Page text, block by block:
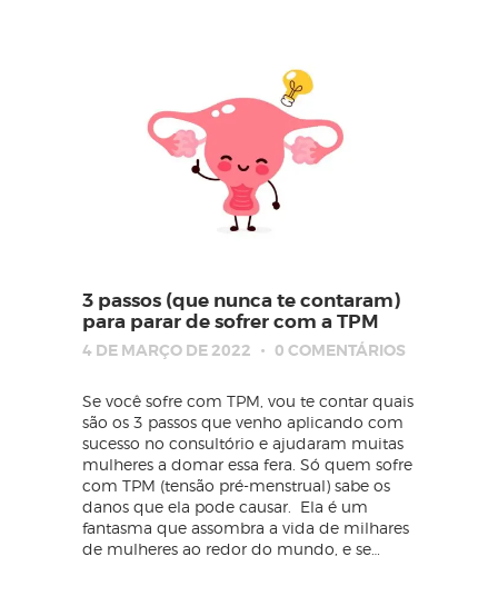
3 passos (que nunca te contaram)
para parar de sofrer com a TPM
4 DE MARÇO DE 2022 0 COMENTÁRIOS
Se você sofre com TPM, vou te contar quais
são os 3 passos que venho aplicando com
sucesso no consultório e ajudaram muitas
mulheres a domar essa fera. Só quem sofre
com TPM (tensão pré-menstrual) sabe os
danos que ela pode causar. Ela é um
fantasma que assombra a vida de milhares
de mulheres ao redor do mundo, e se…